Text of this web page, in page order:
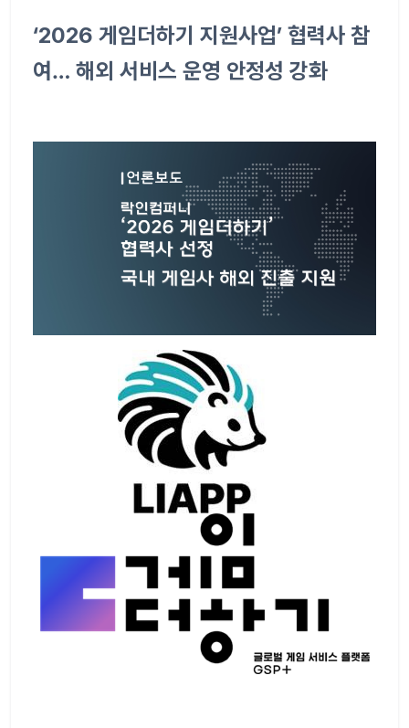
‘2026 게임더하기 지원사업’ 협력사 참
여 … 해외 서비스 운영 안정성 강화